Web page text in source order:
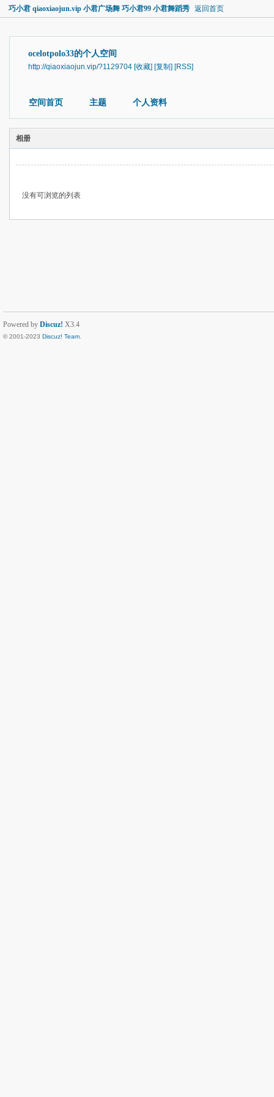
巧小君 qiaoxiaojun.vip 小君广场舞 巧小君99 小君舞蹈秀 返回首页
ocelotpolo33的个人空间
http://qiaoxiaojun.vip/?1129704 [收藏] [复制] [RSS]
空间首页 主题 个人资料
相册
没有可浏览的列表
Powered by Discuz! X3.4
© 2001-2023 Discuz! Team